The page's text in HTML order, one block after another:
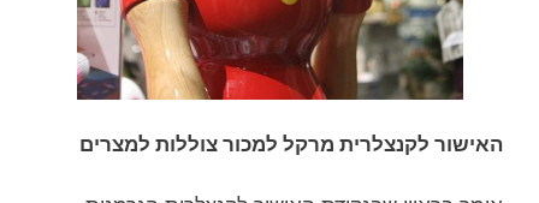
האישור לקנצלרית מרקל למכור צוללות למצרים